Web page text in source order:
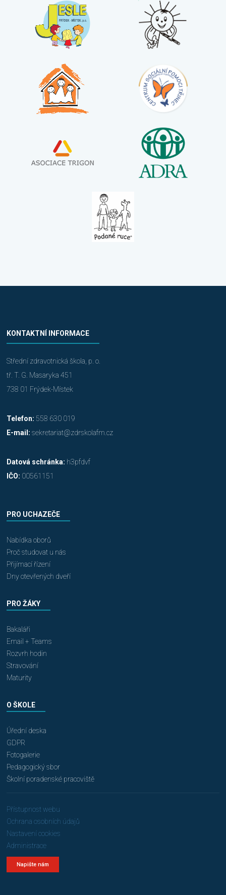
KONTAKTNÍ INFORMACE
Střední zdravotnická škola, p. o.
tř. T. G. Masaryka 451
738 01 Frýdek-Místek
Telefon: 558 630 019
E-mail: sekretariat@zdrskolafm.cz
Datová schránka: h3pfdvf
IČO: 00561151
PRO UCHAZEČE
Nabídka oborů
Proč studovat u nás
Přijímací řízení
Dny otevřených dveří
PRO ŽÁKY
Bakaláři
Email + Teams
Rozvrh hodin
Stravování
Maturity
O ŠKOLE
Úřední deska
GDPR
Fotogalerie
Pedagogický sbor
Školní poradenské pracoviště
Přístupnost webu
Ochrana osobních údajů
Nastavení cookies
Administrace
Napište nám